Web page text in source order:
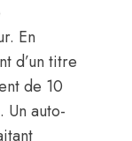
En
d’un titre
de 10
Un auto-